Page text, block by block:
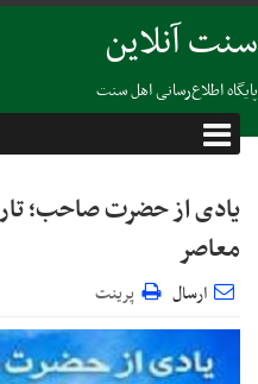
سنت آنلاین
پایگاه اطلاع‌رسانی اهل سنت
یادی از حضرت صاحب؛
معاصر
ارسال پرینت